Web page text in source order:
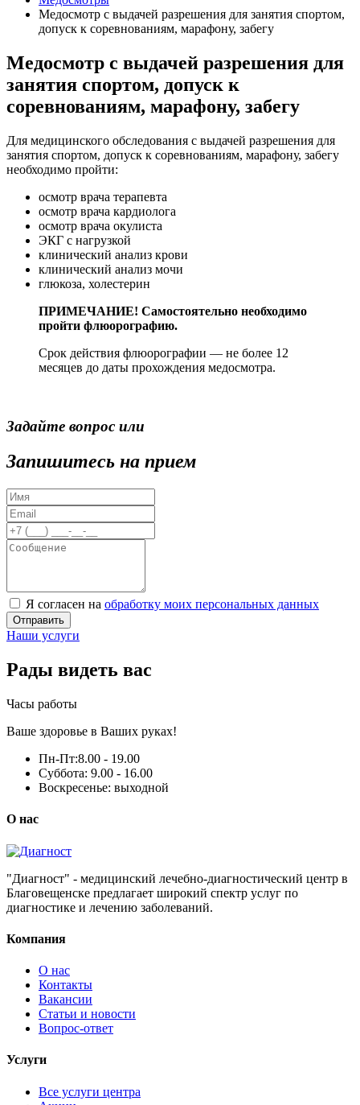
Медосмотр с выдачей разрешения для занятия спортом,
допуск к соревнованиям, марафону, забегу
Медосмотр с выдачей разрешения для
занятия спортом, допуск к
соревнованиям, марафону, забегу
Для медицинского обследования с выдачей разрешения для
занятия спортом, допуск к соревнованиям, марафону, забегу
необходимо пройти:
осмотр врача терапевта
осмотр врача кардиолога
осмотр врача окулиста
ЭКГ с нагрузкой
клинический анализ крови
клинический анализ мочи
глюкоза, холестерин
ПРИМЕЧАНИЕ! Самостоятельно необходимо
пройти флюорографию.
Срок действия флюорографии — не более 12
месяцев до даты прохождения медосмотра.
Задайте вопрос или
Запишитесь на прием
Я согласен на обработку моих персональных данных
Отправить
Наши услуги
Рады видеть вас
Часы работы
Ваше здоровье в Ваших руках!
Пн-Пт:8.00 - 19.00
Суббота: 9.00 - 16.00
Воскресенье: выходной
О нас
"Диагност" - медицинский лечебно-диагностический центр в
Благовещенске предлагает широкий спектр услуг по
диагностике и лечению заболеваний.
Компания
О нас
Контакты
Вакансии
Статьи и новости
Вопрос-ответ
Услуги
Все услуги центра